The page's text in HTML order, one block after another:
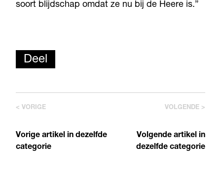
soort blijdschap omdat ze nu bij de Heere is.”
Deel
< VORIGE
Vorige artikel in dezelfde
categorie
VOLGENDE >
Volgende artikel in
dezelfde categorie